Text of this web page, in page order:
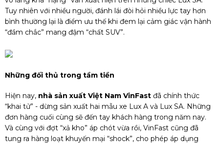
Tuy nhiên với nhiều người, đánh lái đòi hỏi nhiều lực tay hơn
bình thường lại là điểm ưu thế khi đem lại cảm giác vận hành
“đầm chắc” mang đậm “chất SUV”.
Những đối thủ trong tầm tiền
Hiện nay, nhà sản xuất Việt Nam VinFast đã chính thức
“khai tử” - dừng sản xuất hai mẫu xe Lux A và Lux SA. Những
đơn hàng cuối cùng sẽ đến tay khách hàng trong năm nay.
Và cùng với đợt “xả kho” áp chót vừa rồi, VinFast cũng đã
tung ra hàng loạt khuyến mại “shock”, cho phép áp dụng